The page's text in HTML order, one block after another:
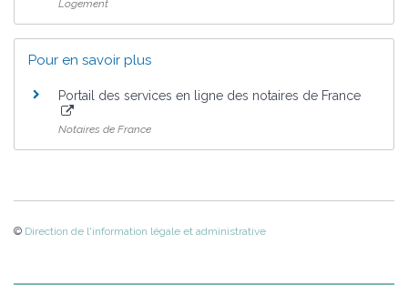
Logement
Pour en savoir plus
Portail des services en ligne des notaires de France
Notaires de France
© Direction de l'information légale et administrative